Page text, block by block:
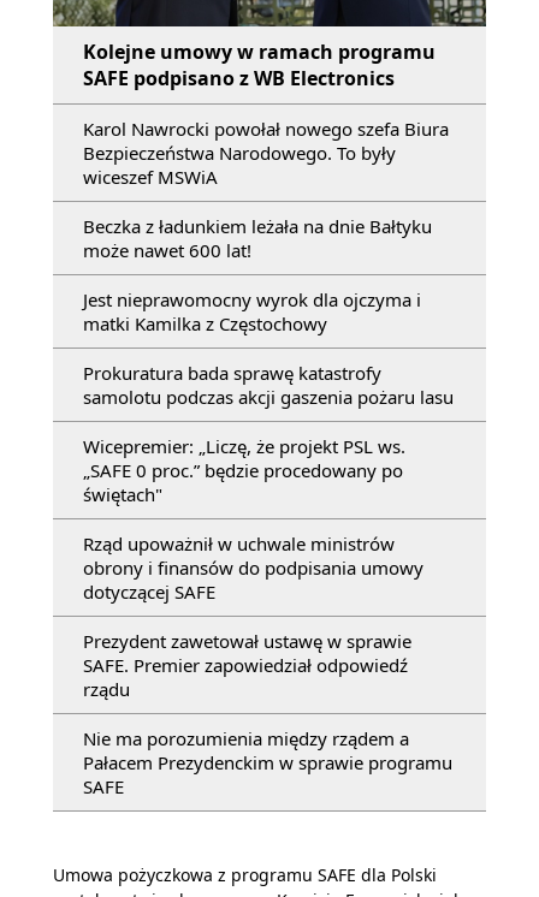
Kolejne umowy w ramach programu
SAFE podpisano z WB Electronics
Karol Nawrocki powołał nowego szefa Biura
Bezpieczeństwa Narodowego. To były
wiceszef MSWiA
Beczka z ładunkiem leżała na dnie Bałtyku
może nawet 600 lat!
Jest nieprawomocny wyrok dla ojczyma i
matki Kamilka z Częstochowy
Prokuratura bada sprawę katastrofy
samolotu podczas akcji gaszenia pożaru lasu
Wicepremier: „Liczę, że projekt PSL ws.
„SAFE 0 proc.” będzie procedowany po
świętach"
Rząd upoważnił w uchwale ministrów
obrony i finansów do podpisania umowy
dotyczącej SAFE
Prezydent zawetował ustawę w sprawie
SAFE. Premier zapowiedział odpowiedź
rządu
Nie ma porozumienia między rządem a
Pałacem Prezydenckim w sprawie programu
SAFE
Umowa pożyczkowa z programu SAFE dla Polski